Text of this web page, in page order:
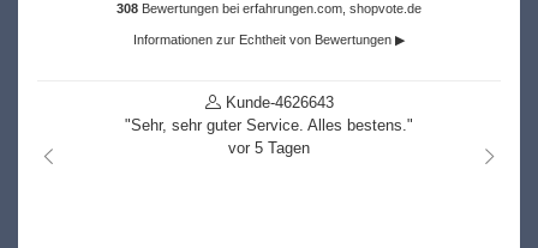
308 Bewertungen bei erfahrungen.com, shopvote.de
Informationen zur Echtheit von Bewertungen ▶
Kunde-4626643
"Sehr, sehr guter Service. Alles bestens."
vor 5 Tagen
nach links
nach